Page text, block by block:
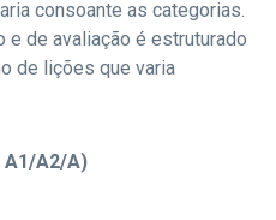
consoante as categorias.
e de avaliação é estruturado
de lições que varia
A1/A2/A)